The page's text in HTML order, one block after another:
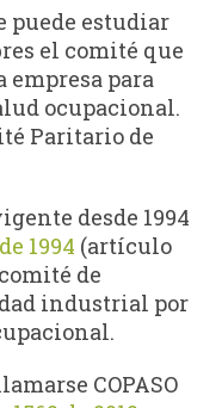
puede estudiar
el comité que
para
ocupacional.
Paritario de
desde 1994
1994 (artículo
de
industrial por
COPASO